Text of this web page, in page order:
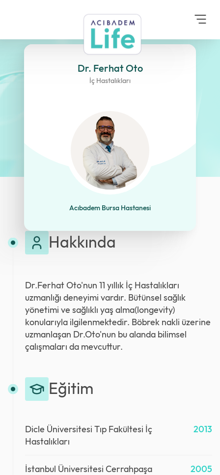
Danışma Kurulu Dr. Ferhat Oto
Dr. Ferhat Oto
İç Hastalıkları
Acıbadem Bursa Hastanesi
Hakkında
Dr.Ferhat Oto'nun 11 yıllık İç Hastalıkları
uzmanlığı deneyimi vardır. Bütünsel sağlık
yönetimi ve sağlıklı yaş alma(longevity)
konularıyla ilgilenmektedir. Böbrek nakli üzerine
uzmanlaşan Dr.Oto'nun bu alanda bilimsel
çalışmaları da mevcuttur.
Eğitim
Dicle Üniversitesi Tıp Fakültesi İç
Hastalıkları
2013
İstanbul Üniversitesi Cerrahpaşa
2005